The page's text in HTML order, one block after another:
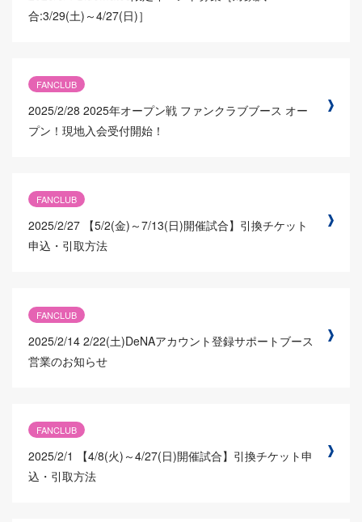
合:3/29(土)～4/27(日)］
FANCLUB
2025/2/28 2025年オープン戦 ファンクラブブース オー
プン！現地入会受付開始！
FANCLUB
2025/2/27 【5/2(金)～7/13(日)開催試合】引換チケット
申込・引取方法
FANCLUB
2025/2/14 2/22(土)DeNAアカウント登録サポートブース
営業のお知らせ
FANCLUB
2025/2/1
【4/8(火)～4/27(日)開催試合】引換チケット申
込・引取方法